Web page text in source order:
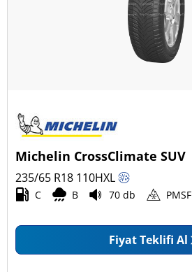
Michelin CrossClimate SUV
235/65 R18 110HXL
C B 70 db PMSF
Fiyat Teklifi Al